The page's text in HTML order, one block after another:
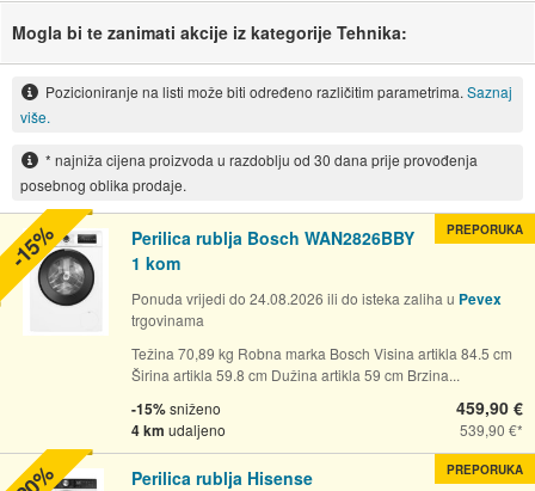
Mogla bi te zanimati akcije iz kategorije Tehnika:
Pozicioniranje na listi može biti određeno različitim parametrima. Saznaj
više.
* najniža cijena proizvoda u razdoblju od 30 dana prije provođenja
posebnog oblika prodaje.
Perilica rublja Bosch WAN2826BBY
1 kom
Ponuda vrijedi do 24.08.2026 ili do isteka zaliha u Pevex
trgovinama
Težina 70,89 kg Robna marka Bosch Visina artikla 84.5 cm
Širina artikla 59.8 cm Dužina artikla 59 cm Brzina...
-15%sniženo
4 km udaljeno
459,90 €
539,90 €
PREPORUKA
-15%
Perilica rublja Hisense
PREPORUKA